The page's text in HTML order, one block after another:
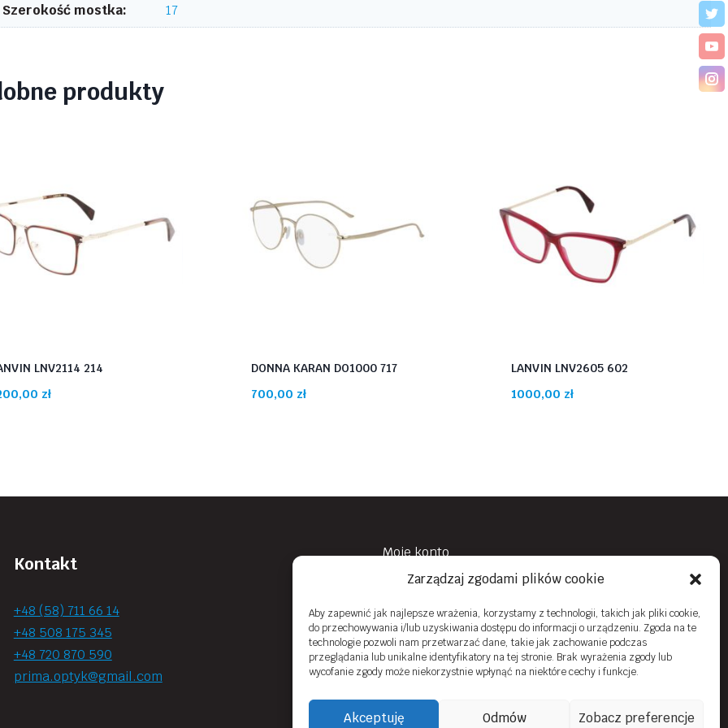
Zarządzaj zgodami plików cookie
Aby zapewnić jak najlepsze wrażenia, korzystamy z technologii, takich jak pliki cookie,
do przechowywania i/lub uzyskiwania dostępu do informacji o urządzeniu. Zgoda na te
technologie pozwoli nam przetwarzać dane, takie jak zachowanie podczas
przeglądania lub unikalne identyfikatory na tej stronie. Brak wyrażenia zgody lub
wycofanie zgody może niekorzystnie wpłynąć na niektóre cechy i funkcje.
Akceptuję Odmów Zobacz preferencje
Szerokość mostka:
17
produkty
LNV2114 214
zł
DONNA KARAN DO1000 717
700,00 zł
LANVIN LNV2605 602
1000,00 zł
Kontakt
+48 (58) 711 66 14
+48 508 175 345
+48 720 870 590
prima.optyk@gmail.com
Moje konto
Obowiązek Informacyjny
Polityka prywatności
Zwroty i reklamacje
Regulamin sklepu online
Kontakt